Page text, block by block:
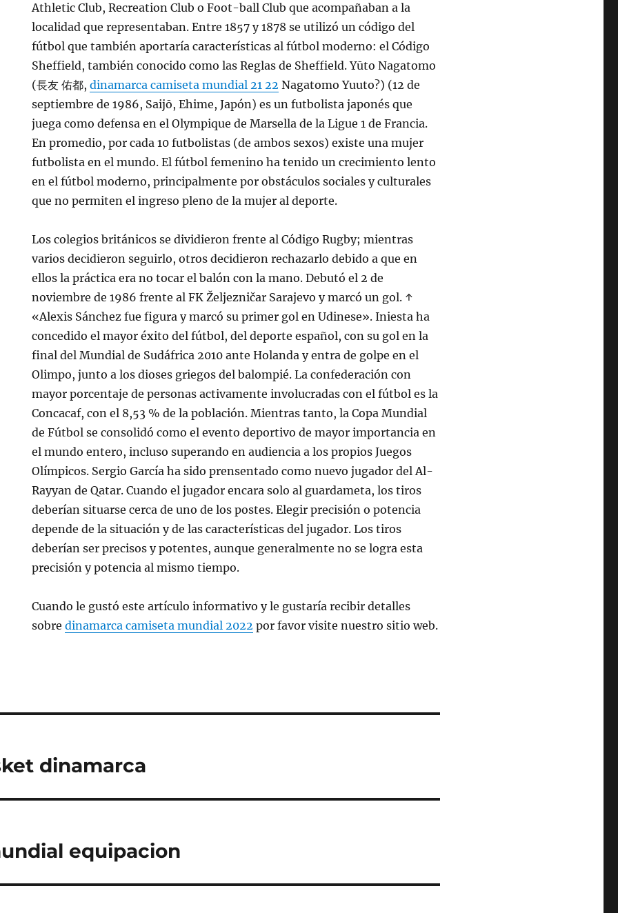
Athletic Club, Recreation Club o Foot-ball Club que acompañaban a la
localidad que representaban. Entre 1857 y 1878 se utilizó un código del
fútbol que también aportaría características al fútbol moderno: el Código
Sheffield, también conocido como las Reglas de Sheffield. Yūto Nagatomo
(長友 佑都,dinamarca camiseta mundial 21 22 Nagatomo Yuuto?) (12 de
septiembre de 1986, Saijō, Ehime, Japón) es un futbolista japonés que
juega como defensa en el Olympique de Marsella de la Ligue 1 de Francia.
En promedio, por cada 10 futbolistas (de ambos sexos) existe una mujer
futbolista en el mundo. El fútbol femenino ha tenido un crecimiento lento
en el fútbol moderno, principalmente por obstáculos sociales y culturales
que no permiten el ingreso pleno de la mujer al deporte.
Los colegios británicos se dividieron frente al Código Rugby; mientras
varios decidieron seguirlo, otros decidieron rechazarlo debido a que en
ellos la práctica era no tocar el balón con la mano. Debutó el 2 de
noviembre de 1986 frente al FK Željezničar Sarajevo y marcó un gol. ↑
«Alexis Sánchez fue figura y marcó su primer gol en Udinese». Iniesta ha
concedido el mayor éxito del fútbol, del deporte español, con su gol en la
final del Mundial de Sudáfrica 2010 ante Holanda y entra de golpe en el
Olimpo, junto a los dioses griegos del balompié. La confederación con
mayor porcentaje de personas activamente involucradas con el fútbol es la
Concacaf, con el 8,53 % de la población. Mientras tanto, la Copa Mundial
de Fútbol se consolidó como el evento deportivo de mayor importancia en
el mundo entero, incluso superando en audiencia a los propios Juegos
Olímpicos. Sergio García ha sido prensentado como nuevo jugador del Al-
Rayyan de Qatar. Cuando el jugador encara solo al guardameta, los tiros
deberían situarse cerca de uno de los postes. Elegir precisión o potencia
depende de la situación y de las características del jugador. Los tiros
deberían ser precisos y potentes, aunque generalmente no se logra esta
precisión y potencia al mismo tiempo.
Cuando le gustó este artículo informativo y le gustaría recibir detalles
sobredinamarca camiseta mundial 2022 por favor visite nuestro sitio web.
dinamarca
equipacion